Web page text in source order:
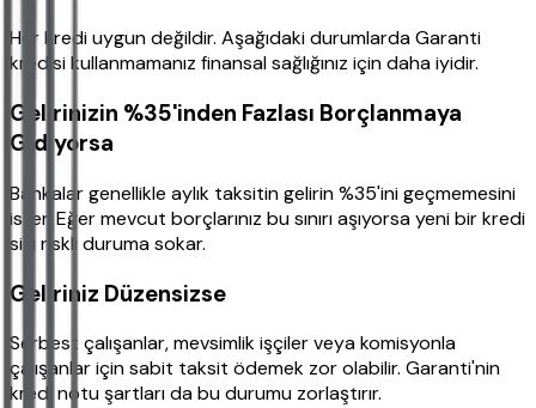
Her kredi uygun değildir. Aşağıdaki durumlarda Garanti
kredisi kullanmamanız finansal sağlığınız için daha iyidir.
Gelirinizin %35'inden Fazlası Borçlanmaya
Gidiyorsa
Bankalar genellikle aylık taksitin gelirin %35'ini geçmemesini
ister. Eğer mevcut borçlarınız bu sınırı aşıyorsa yeni bir kredi
sizi riskli duruma sokar.
Geliriniz Düzensizse
Serbest çalışanlar, mevsimlik işçiler veya komisyonla
çalışanlar için sabit taksit ödemek zor olabilir. Garanti'nin
kredi notu şartları da bu durumu zorlaştırır.